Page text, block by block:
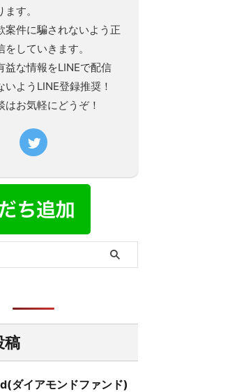
す。
案件に騙されないよう正
していきます。
益な情報をLINEで配信
いようLINE登録推奨！
はお気軽にどうぞ！
稿
ダイアモンドファンド)